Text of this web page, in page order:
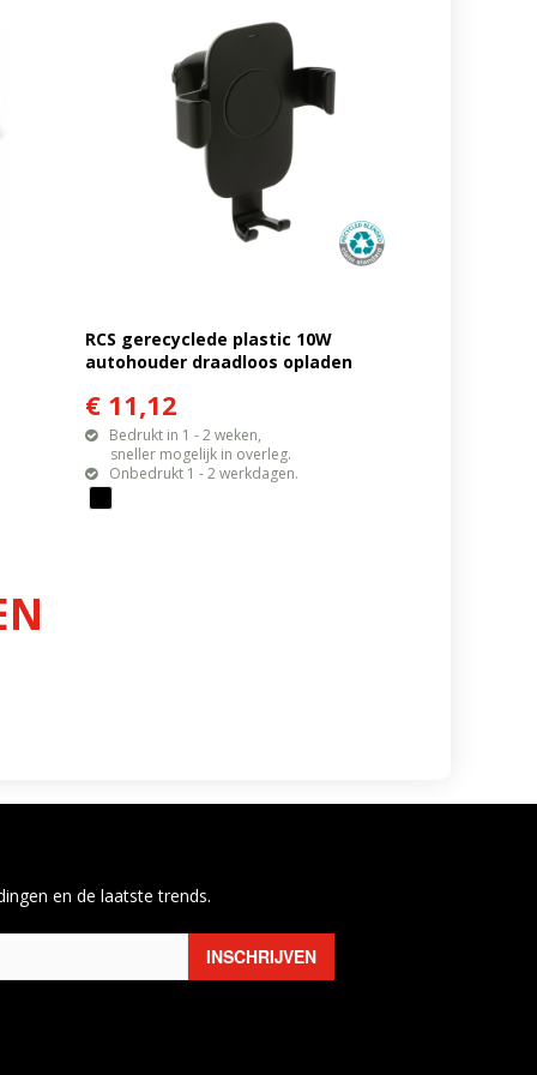
RCS gerecyclede plastic 10W
autohouder draadloos opladen
€ 11,12
Bedrukt in 1 - 2 weken,
sneller mogelijk in overleg.
Onbedrukt 1 - 2 werkdagen.
en de laatste trends.